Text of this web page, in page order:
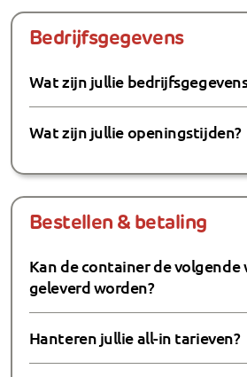
Bedrijfsgegevens
Wat zijn jullie
Wat zijn jullie openingstijden?
Bestellen & betaling
Kan de container de volgende
geleverd worden?
Hanteren jullie all-in tarieven?